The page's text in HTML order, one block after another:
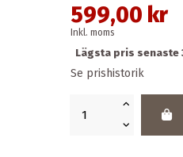
599,00 kr
Inkl. moms
Lägsta pris senaste
Se prishistorik